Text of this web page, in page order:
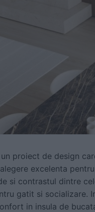
proiect de design
excelenta
si contrastul dintre
gatit si socializare.
in insula de